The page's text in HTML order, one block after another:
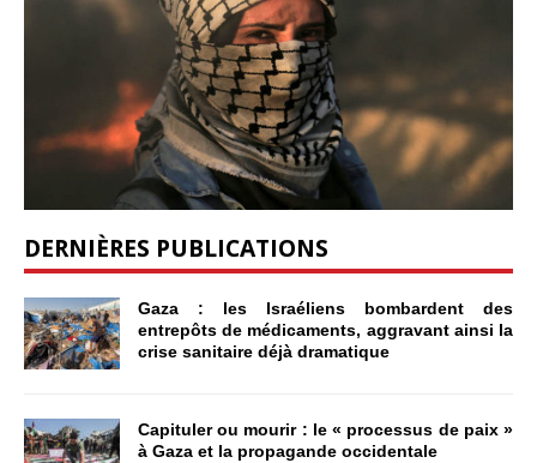
DERNIÈRES PUBLICATIONS
Gaza : les Israéliens bombardent des
entrepôts de médicaments, aggravant ainsi la
crise sanitaire déjà dramatique
Capituler ou mourir : le « processus de paix »
à Gaza et la propagande occidentale